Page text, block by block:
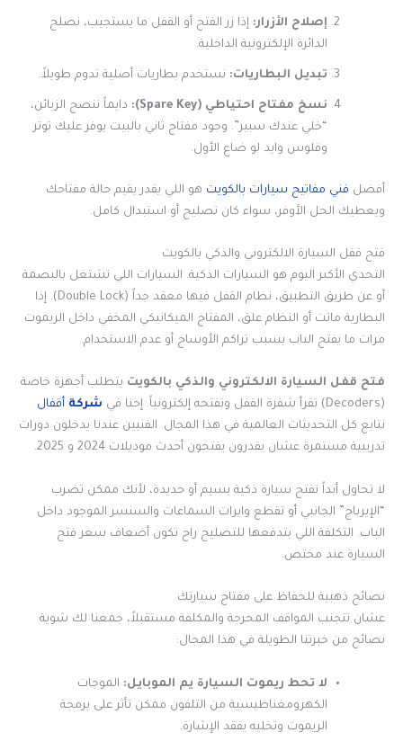
إصلاح الأزرار: إذا زر الفتح أو القفل ما يستجيب، نصلح
الدائرة الإلكترونية الداخلية.
تبديل البطاريات: نستخدم بطاريات أصلية تدوم طويلاً.
نسخ مفتاح احتياطي (Spare Key):
دايماً ننصح الزبائن،
“خلي عندك سبير”. وجود مفتاح ثاني بالبيت يوفر عليك توتر
وفلوس وايد لو ضاع الأول.
أفضل فني مفاتيح سيارات بالكويت هو اللي يقدر يقيم حالة مفتاحك
ويعطيك الحل الأوفر، سواء كان تصليح أو استبدال كامل.
فتح قفل السيارة الالكتروني والذكي بالكويت
التحدي الأكبر اليوم هو السيارات الذكية. السيارات اللي تشتغل بالبصمة
أو عن طريق التطبيق، نظام القفل فيها معقد جداً (Double Lock). إذا
البطارية ماتت أو النظام علق، المفتاح الميكانيكي المخفي داخل الريموت
مرات ما يفتح الباب بسبب تراكم الأوساخ أو عدم الاستخدام.
فتح قفل السيارة الالكتروني والذكي بالكويت يتطلب أجهزة خاصة
(Decoders) تقرأ شفرة القفل وتفتحه إلكترونياً. إحنا في
شركة أقفال
نتابع كل التحديثات العالمية في هذا المجال. الفنيين عندنا يدخلون دورات
تدريبية مستمرة عشان يقدرون يفتحون أحدث موديلات 2024 و 2025.
لا تحاول أبداً تفتح سيارة ذكية بسيم أو حديدة، لأنك ممكن تضرب
“الإيرباج” الجانبي أو تقطع وايرات السماعات والسنسر الموجود داخل
الباب. التكلفة اللي بتدفعها للتصليح راح تكون أضعاف سعر فتح
السيارة عند مختص.
نصائح ذهبية للحفاظ على مفتاح سيارتك
عشان تتجنب المواقف المحرجة والمكلفة مستقبلاً، جمعنا لك شوية
نصائح من خبرتنا الطويلة في هذا المجال:
لا تحط ريموت السيارة يم الموبايل: الموجات
الكهرومغناطيسية من التلفون ممكن تأثر على برمجة
الريموت وتخليه يفقد الإشارة.